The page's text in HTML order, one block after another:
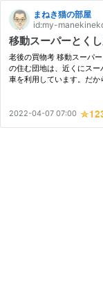
まねき猫の部屋
id:my-
移動スーパーとく
老後の買物考 移動スーパ
の住む団地は、近くにス
車を利用しています。だ
み…
2022-04-07 07:00